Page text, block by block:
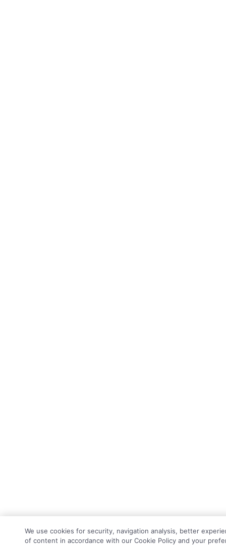
We use cookies for security, navigation analysis, better
of content in accordance with our Cookie Policy and your